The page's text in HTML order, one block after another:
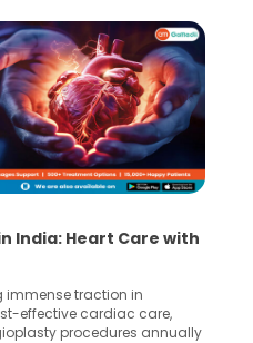
India: Heart Care with
traction in
effective cardiac care,
procedures annually